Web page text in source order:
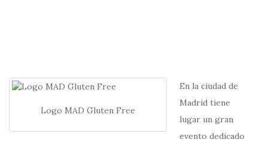
Logo MAD Gluten Free
En la ciudad de
Madrid tiene
lugar un gran
evento dedicado